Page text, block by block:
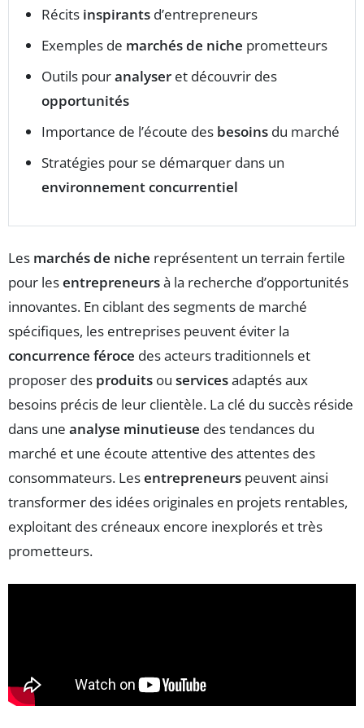
Récits inspirants d’entrepreneurs
Exemples de marchés de niche prometteurs
Outils pouranalyser et découvrir des
opportunités
Importance de l’écoute des besoins du marché
Stratégies pour se démarquer dans un
environnement concurrentiel
Les marchés de niche représentent un terrain fertile
pour lesentrepreneursà la recherche d’opportunités
innovantes. En ciblant des segments de marché
spécifiques, les entreprises peuvent éviter la
concurrence féroce des acteurs traditionnels et
proposer des produits ou servicesadaptés aux
besoins précis de leur clientèle. La clé du succès réside
dans une analyse minutieuse des tendances du
marché et une écoute attentive des attentes des
consommateurs. Lesentrepreneurs peuvent ainsi
transformer des idées originales en projets rentables,
exploitant des créneaux encore inexplorés et très
prometteurs.